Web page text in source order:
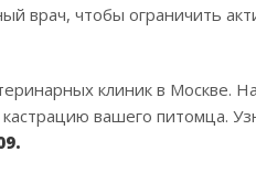
врач, чтобы ограничить
клиник в Москве.
вашего питомца.